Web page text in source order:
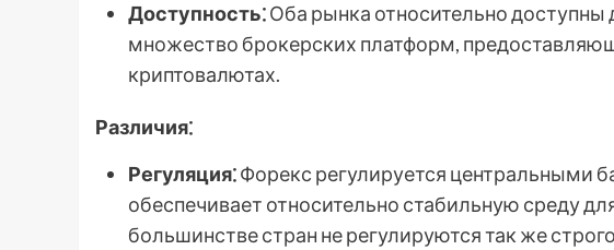
Доступность⁚Оба рынка относительно
множество брокерских платформ,
криптовалютах.
Различия⁚
Регуляция⁚Форекс регулируется центральными
обеспечивает относительно стабильную среду
большинстве стран не регулируются так же